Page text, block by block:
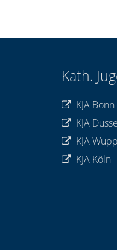
Kath.
KJA Bonn
KJA
KJA
KJA Köln